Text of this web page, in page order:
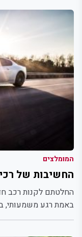
המומלצים
החשיבות של
החלטתם לקנות רכב
באמת רגע משמעותי,